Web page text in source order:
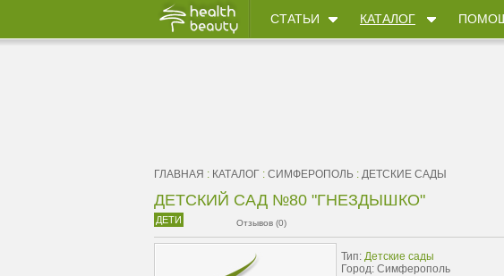
СТАТЬИ КАТАЛОГ
ГЛАВНАЯ : КАТАЛОГ : СИМФЕРОПОЛЬ : ДЕТСКИЕ САДЫ
ДЕТСКИЙ САД №80 "ГНЕЗДЫШКО"
ДЕТИ Отзывов (0)
Тип: Детские сады
Город: Симферополь